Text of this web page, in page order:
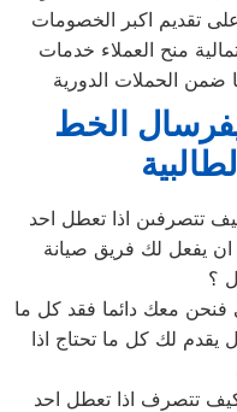
تقديم اكبر الخصومات
منح العملاء خدمات
الخط
تتصرفىن اذا تعطل احد
ان يفعل لك فريق صيانة
؟
فنحن معك دائما فقد كل ما
يقدم لك كل ما تحتاج اذا
تتصرف اذا تعطل احد